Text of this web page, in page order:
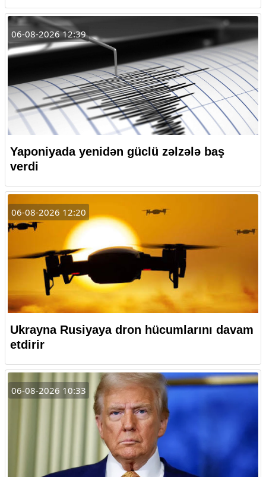
06-08-2026 12:39
Yaponiyada yenidən güclü zəlzələ baş
verdi
06-08-2026 12:20
Ukrayna Rusiyaya dron hücumlarını davam
etdirir
06-08-2026 10:33